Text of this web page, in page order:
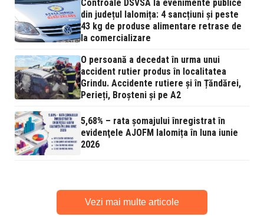
Controale DSVSA la evenimente publice
din județul Ialomița: 4 sancțiuni și peste
43 kg de produse alimentare retrase de
la comercializare
O persoană a decedat în urma unui
accident rutier produs în localitatea
Grindu. Accidente rutiere și în Țăndărei,
Perieți, Broșteni și pe A2
5,68% – rata şomajului înregistrat în
evidenţele AJOFM Ialomița în luna iunie
2026
Vezi mai multe articole